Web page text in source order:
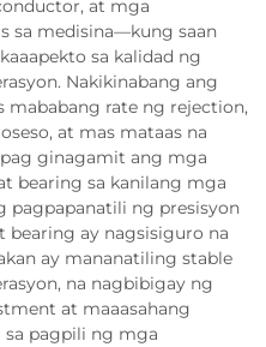
at mga
sa medisina—kung saan
sa kalidad ng
Nakikinabang ang
rate ng rejection,
at mas mataas na
ginagamit ang mga
bearing sa kanilang mga
pagpapanatili ng presisyon
bearing ay nagsisiguro na
ay mananatiling stable
na nagbibigay ng
at maaasahang
sa pagpili ng mga